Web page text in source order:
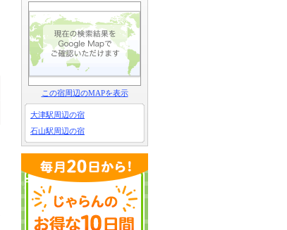
この宿周辺のMAPを表示
大津駅周辺の宿
石山駅周辺の宿